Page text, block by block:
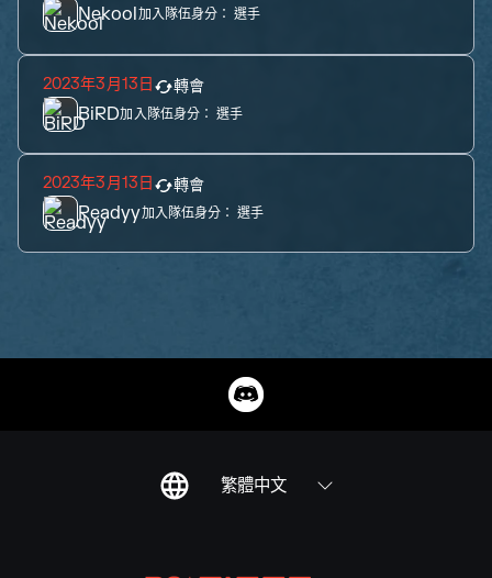
Nekool加入隊伍身分： 選手
2023年3月13日 轉會
BiRD加入隊伍身分： 選手
2023年3月13日 轉會
Readyy加入隊伍身分： 選手
繁體中文